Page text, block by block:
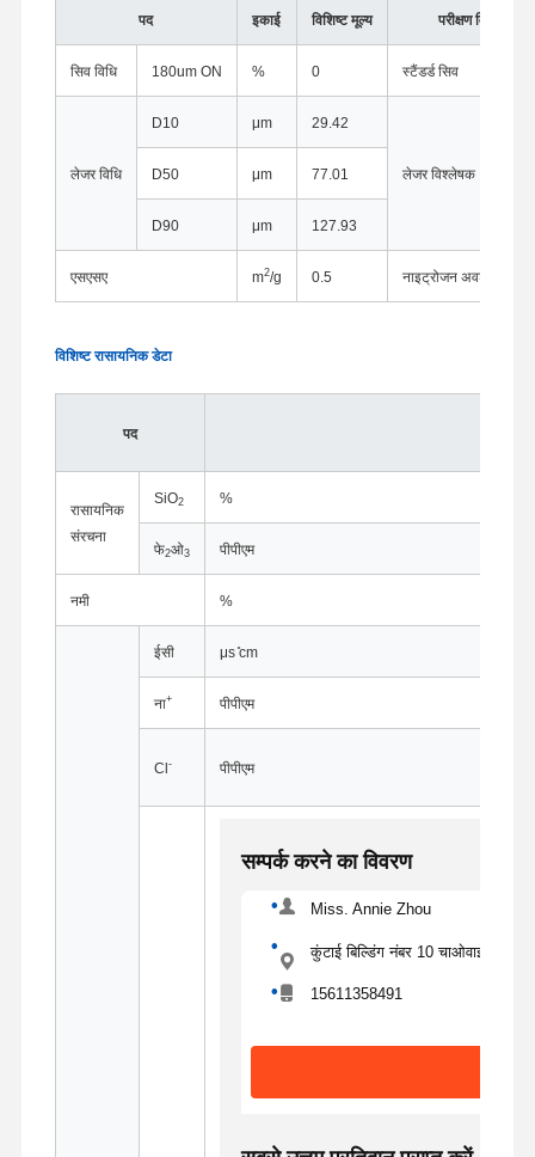
पद इकाई विशिष्ट मूल्य परीक्षण विधि
सिव विधि 180um ON % 0 स्टैंडर्ड सिव
लेजर विधि
D10 μm 29.42
लेजर विश्लेषक
D50 μm 77.01
D90 μm 127.93
एसएसए m2/g 0.5 नाइट्रोजन अवशोषण विधि
विशिष्ट रासायनिक डेटा
पद
रासायनिक
संरचना
SiO2 %
फे2ओ3 पीपीएम
नमी %
ईसी μs ̊cm
ना+ पीपीएम
Cl- पीपीएम
सम्पर्क करने का विवरण
Miss. Annie Zhou
कुंटाई बिल्डिंग नंबर 10 चाओवाई
15611358491